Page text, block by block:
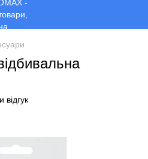
відгук